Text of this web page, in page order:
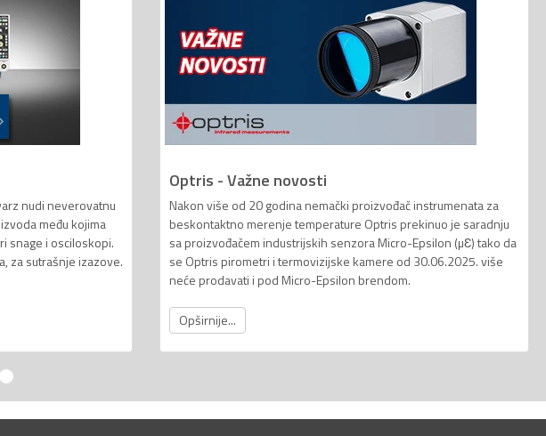
nudi neverovatnu
među kojima
snage i osciloskopi.
za sutrašnje izazove.
Optris - Važne novosti
Nakon više od 20 godina nemački proizvođač instrumenata za
beskontaktno merenje temperature Optris prekinuo je saradnju
sa proizvođačem industrijskih senzora Micro-Epsilon (µƐ) tako da
se Optris pirometri i termovizijske kamere od 30.06.2025. više
neće prodavati i pod Micro-Epsilon brendom.
Opširnije...